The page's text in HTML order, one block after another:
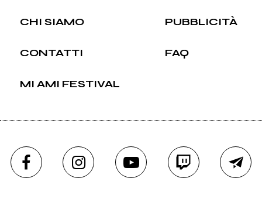
CHI SIAMO PUBBLICITÀ
CONTATTI FAQ
MI AMI FESTIVAL